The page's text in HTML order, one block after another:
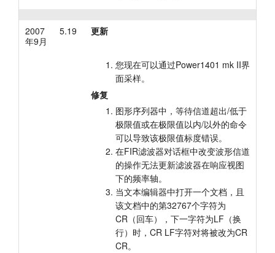
2007
年9月
5.19 更新
您现在可以通过Power1401 mk II界
面采样。
修复
图形序列器中，等待信道超出/低于
极限值或在极限值以内/以外的命令
可以导致该极限值标度错误。
在FIR滤波器对话框中改变波形信道
的操作无法更新滤波器在响应视图
下的频率轴。
当文本编辑器中打开一个文档，且
该文档中的第32767个字符为
CR（回车），下一字符为LF（换
行）时，CR LF字符对将被改为CR
CR。